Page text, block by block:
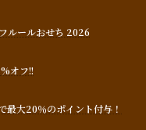
ルールおせち 2026
オフ!!
最大20％のポイント付与！